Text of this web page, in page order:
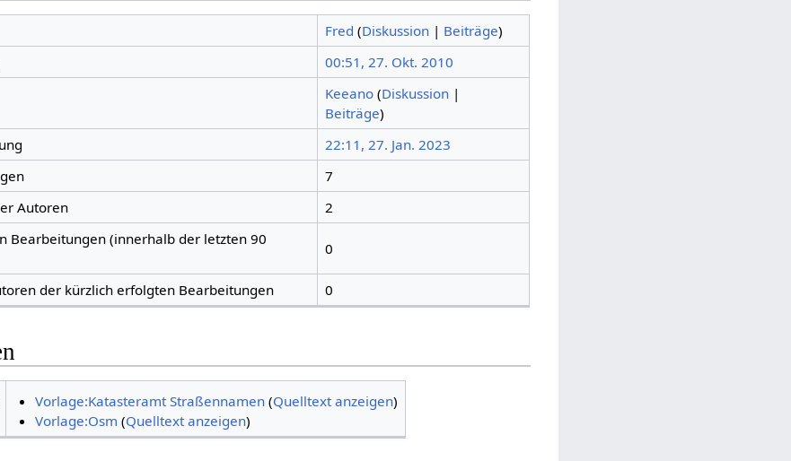
Fred (Diskussion| Beiträge)
00:51, 27. Okt. 2010
Keeano (Diskussion|
Beiträge)
22:11, 27. Jan. 2023
7
Autoren
2
Bearbeitungen (innerhalb der letzten 90
0
der kürzlich erfolgten Bearbeitungen 0
Vorlage:Katasteramt Straßennamen (Quelltext anzeigen)
Vorlage:Osm (Quelltext anzeigen)